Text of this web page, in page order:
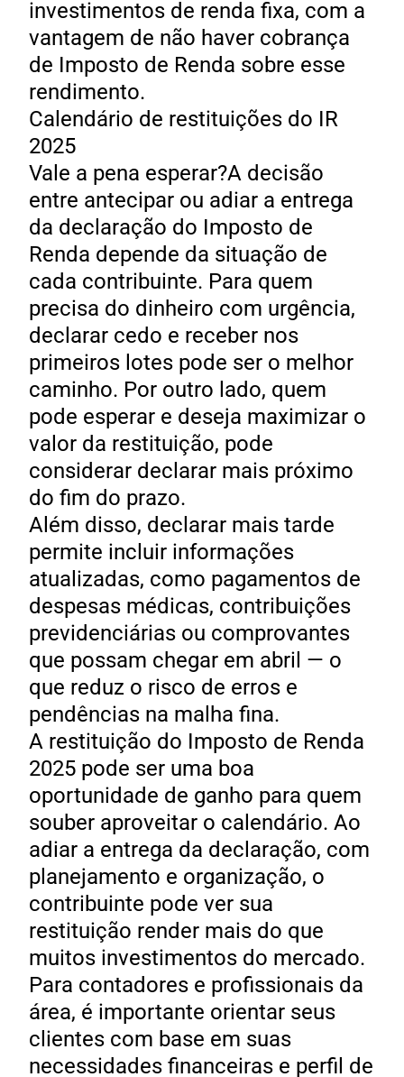
investimentos de renda fixa, com a
vantagem de não haver cobrança
de Imposto de Renda sobre esse
rendimento.
Calendário de restituições do IR
2025
Vale a pena esperar?A decisão
entre antecipar ou adiar a entrega
da declaração do Imposto de
Renda depende da situação de
cada contribuinte. Para quem
precisa do dinheiro com urgência,
declarar cedo e receber nos
primeiros lotes pode ser o melhor
caminho. Por outro lado, quem
pode esperar e deseja maximizar o
valor da restituição, pode
considerar declarar mais próximo
do fim do prazo.
Além disso, declarar mais tarde
permite incluir informações
atualizadas, como pagamentos de
despesas médicas, contribuições
previdenciárias ou comprovantes
que possam chegar em abril — o
que reduz o risco de erros e
pendências na malha fina.
A restituição do Imposto de Renda
2025 pode ser uma boa
oportunidade de ganho para quem
souber aproveitar o calendário. Ao
adiar a entrega da declaração, com
planejamento e organização, o
contribuinte pode ver sua
restituição render mais do que
muitos investimentos do mercado.
Para contadores e profissionais da
área, é importante orientar seus
clientes com base em suas
necessidades financeiras e perfil de